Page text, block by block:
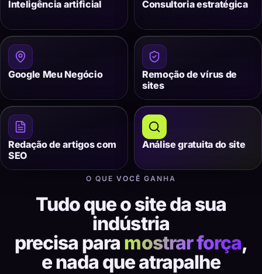
Inteligência artificial Consultoria estratégica
Google Meu Negócio
Remoção de vírus de
sites
Redação de artigos com
SEO
Análise gratuita do site
O QUE VOCÊ GANHA
Tudo que o site da sua
indústria
precisa para mostrar força,
e nada que atrapalhe